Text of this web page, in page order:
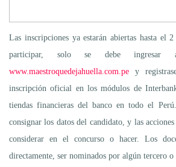
Las inscripciones ya estarán abiertas hasta el
participar, solo se debe
www.maestroquedejahuella.com.pe y
inscripción oficial en los módulos de
tiendas financieras del banco en todo el
consignar los datos del candidato, y las
considerar en el concurso o hacer. Los
directamente, ser nominados por algún tercero o